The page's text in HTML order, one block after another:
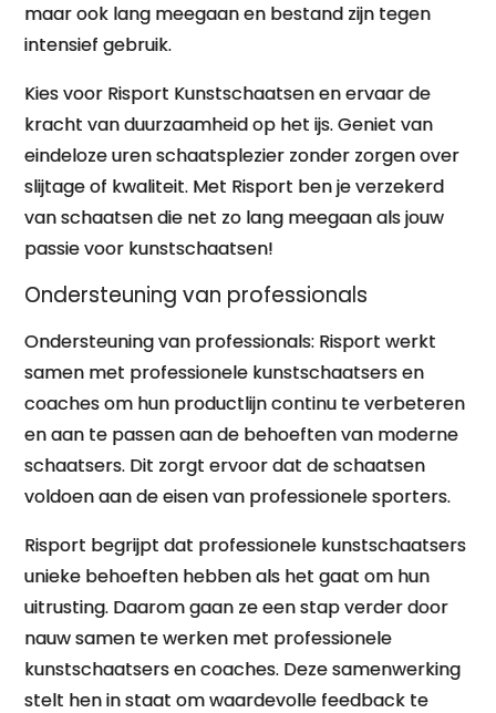
maar ook lang meegaan en bestand zijn tegen
intensief gebruik.
Kies voor Risport Kunstschaatsen en ervaar de
kracht van duurzaamheid op het ijs. Geniet van
eindeloze uren schaatsplezier zonder zorgen over
slijtage of kwaliteit. Met Risport ben je verzekerd
van schaatsen die net zo lang meegaan als jouw
passie voor kunstschaatsen!
Ondersteuning van professionals
Ondersteuning van professionals: Risport werkt
samen met professionele kunstschaatsers en
coaches om hun productlijn continu te verbeteren
en aan te passen aan de behoeften van moderne
schaatsers. Dit zorgt ervoor dat de schaatsen
voldoen aan de eisen van professionele sporters.
Risport begrijpt dat professionele kunstschaatsers
unieke behoeften hebben als het gaat om hun
uitrusting. Daarom gaan ze een stap verder door
nauw samen te werken met professionele
kunstschaatsers en coaches. Deze samenwerking
stelt hen in staat om waardevolle feedback te